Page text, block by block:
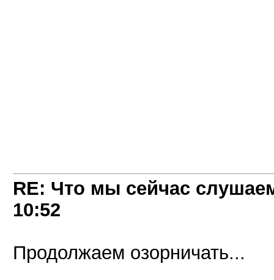
RE: Что мы сейчас
10:52
Продолжаем озорничать...